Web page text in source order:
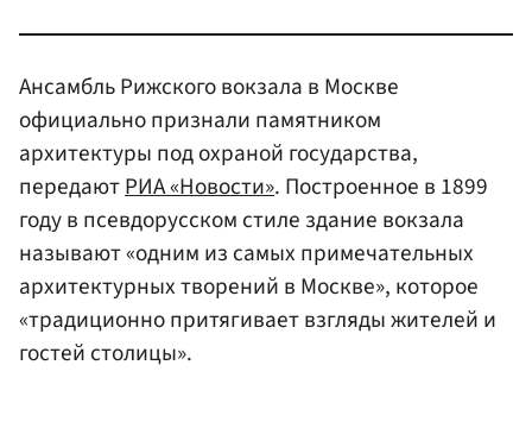
Ансамбль Рижского вокзала в Москве
официально признали памятником
архитектуры под охраной государства,
передаютРИА «Новости». Построенное в 1899
году в псевдорусском стиле здание вокзала
называют «одним из самых примечательных
архитектурных творений в Москве», которое
«традиционно притягивает взгляды жителей и
гостей столицы».